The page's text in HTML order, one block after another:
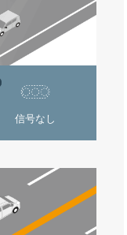
信号なし